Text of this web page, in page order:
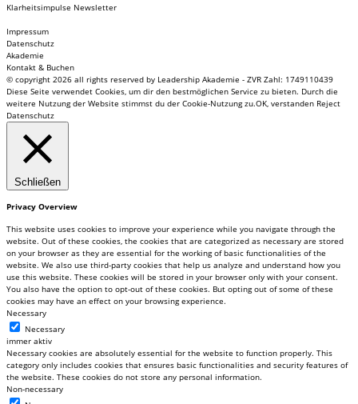
Klarheitsimpulse Newsletter
Impressum
Datenschutz
Akademie
Kontakt & Buchen
© copyright 2026 all rights reserved by Leadership Akademie - ZVR Zahl: 1749110439
Diese Seite verwendet Cookies, um dir den bestmöglichen Service zu bieten. Durch die
weitere Nutzung der Website stimmst du der Cookie-Nutzung zu.OK, verstanden Reject
Datenschutz
Schließen
Privacy Overview
This website uses cookies to improve your experience while you navigate through the
website. Out of these cookies, the cookies that are categorized as necessary are stored
on your browser as they are essential for the working of basic functionalities of the
website. We also use third-party cookies that help us analyze and understand how you
use this website. These cookies will be stored in your browser only with your consent.
You also have the option to opt-out of these cookies. But opting out of some of these
cookies may have an effect on your browsing experience.
Necessary
Necessary
immer aktiv
Necessary cookies are absolutely essential for the website to function properly. This
category only includes cookies that ensures basic functionalities and security features of
the website. These cookies do not store any personal information.
Non-necessary